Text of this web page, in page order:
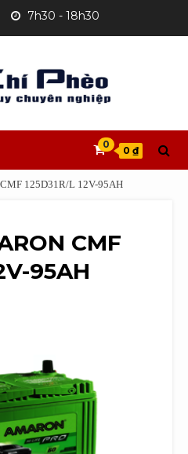
7h30 - 18h30
0
0 ₫
125D31R/L 12V-95AH
CMF
95AH